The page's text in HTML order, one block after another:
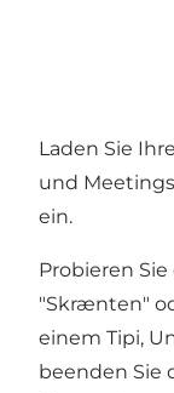
Laden Sie
und
ein.
Probieren
"Skrænten"
einem Tipi,
beenden Sie